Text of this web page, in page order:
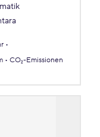
CO₂-Emissionen